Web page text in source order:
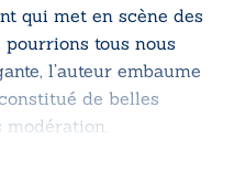
qui met en scène des
pourrions tous nous
l’auteur embaume
de belles